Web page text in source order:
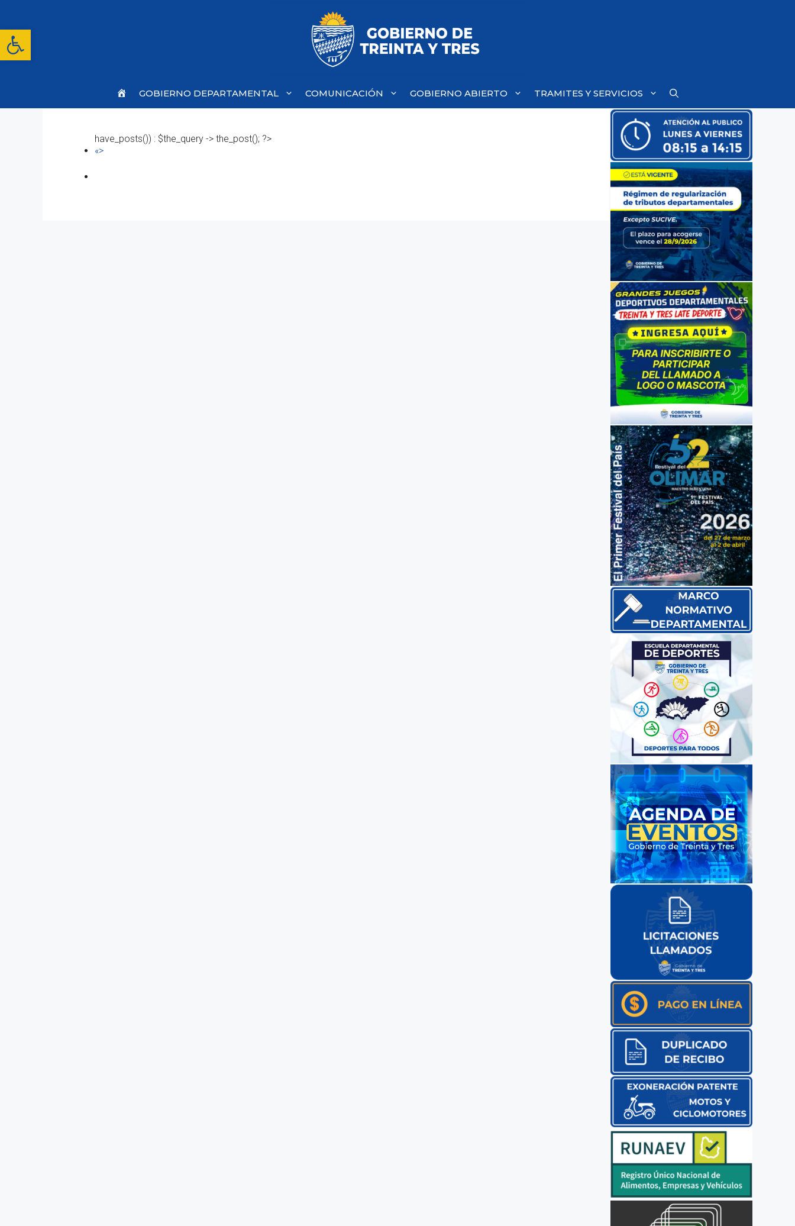
Abrir barra de herramientas
contenido
Inicio
GOBIERNO DEPARTAMENTAL COMUNICACIÓN GOBIERNO ABIERTO TRAMITES Y SERVICIOS
have_posts()) : $the_query -> the_post(); ?>
«>